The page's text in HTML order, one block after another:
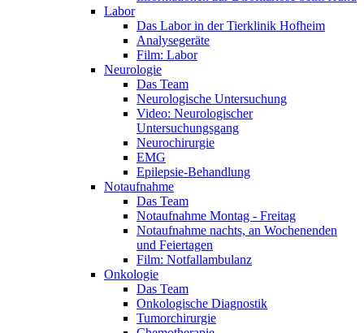
Labor
Das Labor in der Tierklinik Hofheim
Analysegeräte
Film: Labor
Neurologie
Das Team
Neurologische Untersuchung
Video: Neurologischer
Untersuchungsgang
Neurochirurgie
EMG
Epilepsie-Behandlung
Notaufnahme
Das Team
Notaufnahme Montag - Freitag
Notaufnahme nachts, an Wochenenden
und Feiertagen
Film: Notfallambulanz
Onkologie
Das Team
Onkologische Diagnostik
Tumorchirurgie